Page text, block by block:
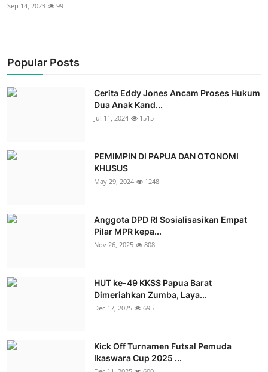
Sep 14, 2023 99
Popular Posts
Cerita Eddy Jones Ancam Proses Hukum
Dua Anak Kand...
Jul 11, 2024 1515
PEMIMPIN DI PAPUA DAN OTONOMI
KHUSUS
May 29, 2024 1248
Anggota DPD RI Sosialisasikan Empat
Pilar MPR kepa...
Nov 26, 2025 808
HUT ke-49 KKSS Papua Barat
Dimeriahkan Zumba, Laya...
Dec 17, 2025 695
Kick Off Turnamen Futsal Pemuda
Ikaswara Cup 2025 ...